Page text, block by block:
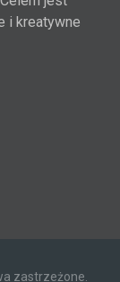
i kreatywne
zastrzeżone.